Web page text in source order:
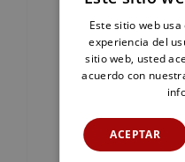
Este sitio web
experiencia del
sitio web, usted
acuerdo con
ACEPTAR